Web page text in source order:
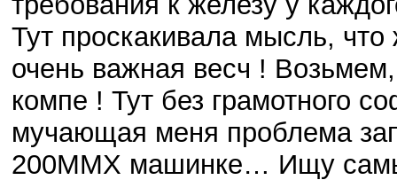
Тут проскакивала мысль,
очень важная весч !
компе ! Тут без грамотного
мучающая меня проблема
200MMX машинке… Ищу